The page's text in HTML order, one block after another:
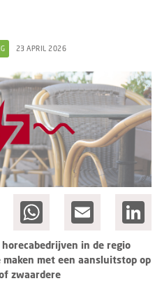
23 APRIL 2026
WhatsAppEmail
in de regio
met een aansluitstop op
zwaardere